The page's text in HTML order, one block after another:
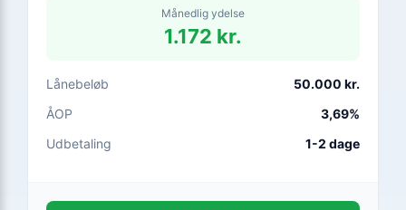
Månedlig ydelse
1.172 kr.
Lånebeløb
50.000 kr.
ÅOP
3,69%
Udbetaling
1-2 dage